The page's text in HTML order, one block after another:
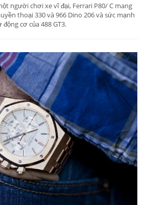
người chơi xe vĩ đại, Ferrari P80/ C mang
thoại 330 và 966 Dino 206 và sức mạnh
động cơ của 488 GT3.